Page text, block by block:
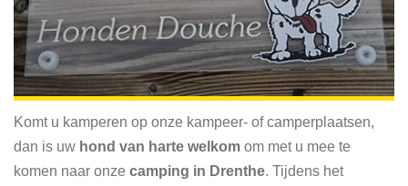
Komt u kamperen op onze kampeer- of camperplaatsen,
dan is uw hond van harte welkom om met u mee te
komen naar onze camping in Drenthe. Tijdens het